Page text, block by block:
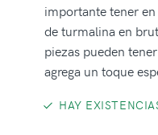
importante tener
de turmalina en
piezas pueden
agrega un toque
HAY